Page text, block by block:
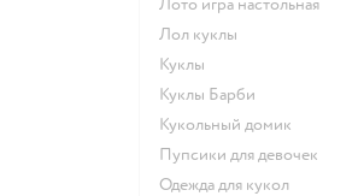
Лото игра настольная
Лол куклы
Куклы
Куклы Барби
Кукольный домик
Пупсики для девочек
Одежда для кукол